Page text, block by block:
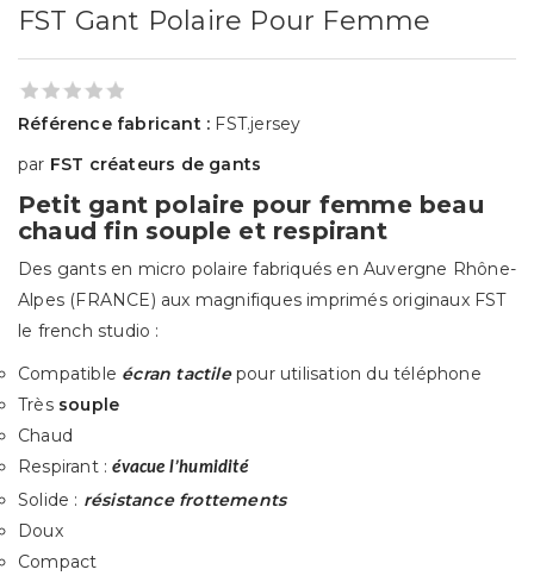
FST Gant Polaire Pour Femme
Référence fabricant : FST.jersey
par FST créateurs de gants
Petit gant polaire pour femme beau
chaud fin souple et respirant
Des gants en micro polaire fabriqués en Auvergne Rhône-
Alpes (FRANCE) aux magnifiques imprimés originaux FST
le french studio :
Compatible écran tactilepour utilisation du téléphone
Très souple
Chaud
Respirant :évacue l’humidité
Solide : résistance frottements
Doux
Compact